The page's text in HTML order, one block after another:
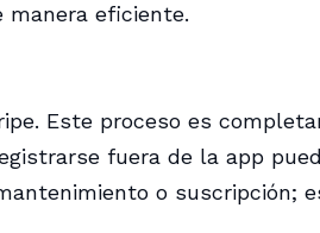
manera eficiente.
Este proceso es
fuera de la app
o suscripción;